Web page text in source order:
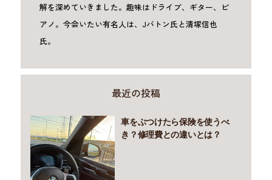
解を深めていきました。趣味はドライブ、ギター、ピ
アノ。今会いたい有名人は、Jバトン氏と清塚信也
氏。
最近の投稿
車をぶつけたら保険を使うべ
き？修理費との違いとは？